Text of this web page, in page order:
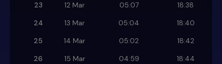
23
12 Mar 05:07
18:38
24
13 Mar 05:04
18:40
25
14 Mar 05:02
18:42
26
15 Mar 04:59
18:44